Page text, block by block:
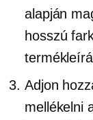
alapján
hosszú
Adjon
mellékelni